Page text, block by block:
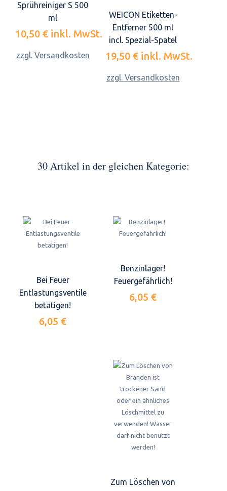
Sprühreiniger S 500
ml
10,50 € inkl. MwSt.
zzgl. Versandkosten
WEICON Etiketten-
Entferner 500 ml
incl. Spezial-Spatel
19,50 € inkl. MwSt.
zzgl. Versandkosten
30 Artikel in der gleichen Kategorie:
Bei Feuer
Entlastungsventile
betätigen!
6,05 €
Benzinlager!
Feuergefährlich!
6,05 €
Zum Löschen von